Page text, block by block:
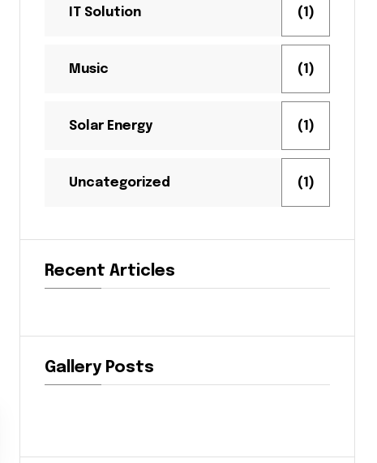
IT Solution (1)
Music (1)
Solar Energy (1)
Uncategorized (1)
Recent Articles
Gallery Posts